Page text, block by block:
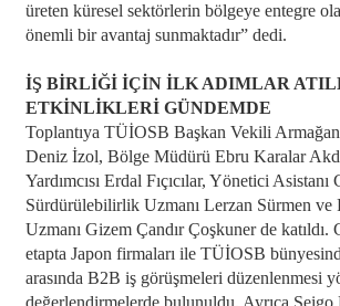
üreten küresel sektörlerin bölgeye entegre
önemli bir avantaj sunmaktadır” dedi.
İŞ BİRLİĞİ İÇİN İLK ADIMLAR
ETKİNLİKLERİ GÜNDEMDE
Toplantıya TÜİOSB Başkan Vekili Armağan
Deniz İzol, Bölge Müdürü Ebru Karalar
Yardımcısı Erdal Fıçıcılar, Yönetici Asistanı
Sürdürülebilirlik Uzmanı Lerzan Sürmen ve
Uzmanı Gizem Çandır Çoşkuner de katıldı.
etapta Japon firmaları ile TÜİOSB
arasında B2B iş görüşmeleri düzenlenmesi
değerlendirmelerde bulunuldu. Ayrıca